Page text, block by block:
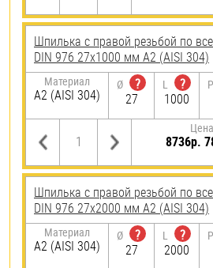
Шпилька с правой резьбой по
DIN 976 27х1000 мм А2 (AISI 304)
Материал
А2 (AISI 304)
Ø
?
27
L
?
1000
P
8736р.
Шпилька с правой резьбой по
DIN 976 27х2000 мм А2 (AISI 304)
Материал
А2 (AISI 304)
Ø
?
27
L
?
2000
P